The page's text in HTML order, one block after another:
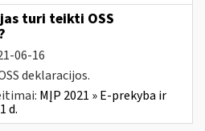
turi teikti OSS
06-16
deklaracijos.
MĮP 2021 » E-prekyba ir
d.